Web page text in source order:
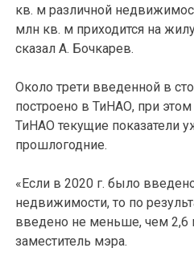
кв. м различной
млн кв. м приходится на
сказал А. Бочкарев.
Около трети введенной в
построено в ТиНАО, при
ТиНАО текущие показатели
прошлогодние.
«Если в 2020 г. было
недвижимости, то по
введено не меньше, чем 2,6
заместитель мэра.